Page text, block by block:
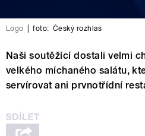
Logo foto: Český rozhlas
Naši soutěžící dostali velmi
velkého míchaného salátu,
servírovat ani prvnotřídní